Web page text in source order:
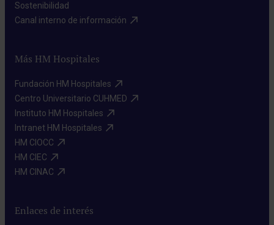
Sostenibilidad​
Canal interno de información​
Más HM Hospitales
Fundación HM Hospitales​
Centro Universitario CUHMED​
Instituto HM Hospitales​
Intranet HM Hospitales​
HM CIOCC​
HM CIEC​
HM CINAC​
Enlaces de interés